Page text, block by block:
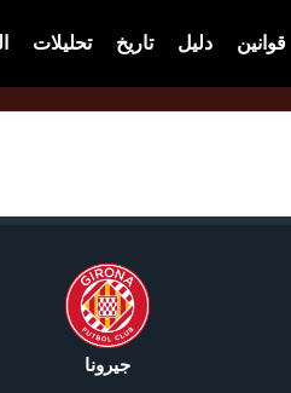
قوانين دليل تاريخ تحليلات
جيرونا